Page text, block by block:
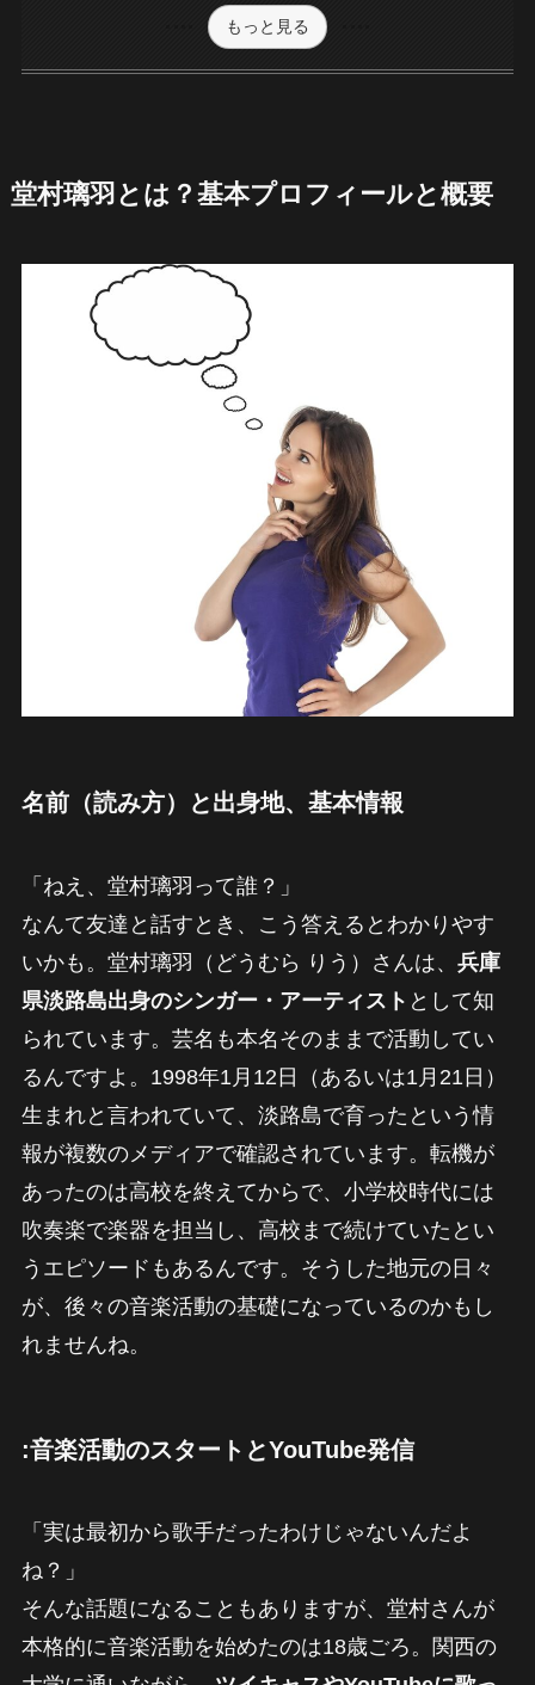
もっと見る
堂村璃羽とは？基本プロフィールと概要
名前（読み方）と出身地、基本情報
「ねえ、堂村璃羽って誰？」
なんて友達と話すとき、こう答えるとわかりやす
いかも。堂村璃羽（どうむら りう）さんは、 兵庫
県淡路島出身のシンガー・アーティスト として知
られています。芸名も本名そのままで活動してい
るんですよ。1998年1月12日（あるいは1月21日）
生まれと言われていて、淡路島で育ったという情
報が複数のメディアで確認されています。転機が
あったのは高校を終えてからで、小学校時代には
吹奏楽で楽器を担当し、高校まで続けていたとい
うエピソードもあるんです。そうした地元の日々
が、後々の音楽活動の基礎になっているのかもし
れませんね。
:音楽活動のスタートとYouTube発信
「実は最初から歌手だったわけじゃないんだよ
ね？」
そんな話題になることもありますが、堂村さんが
本格的に音楽活動を始めたのは18歳ごろ。関西の